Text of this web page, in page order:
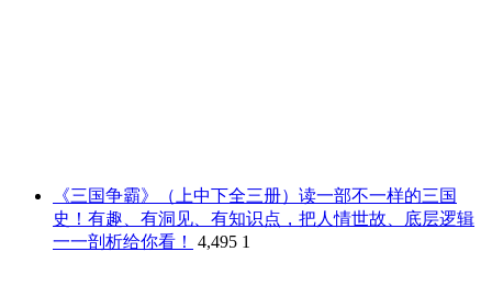
《三国争霸》（上中下全三册）读一部不一样的三国
史！有趣、有洞见、有知识点，把人情世故、底层逻辑
一一剖析给你看！
4,495 1